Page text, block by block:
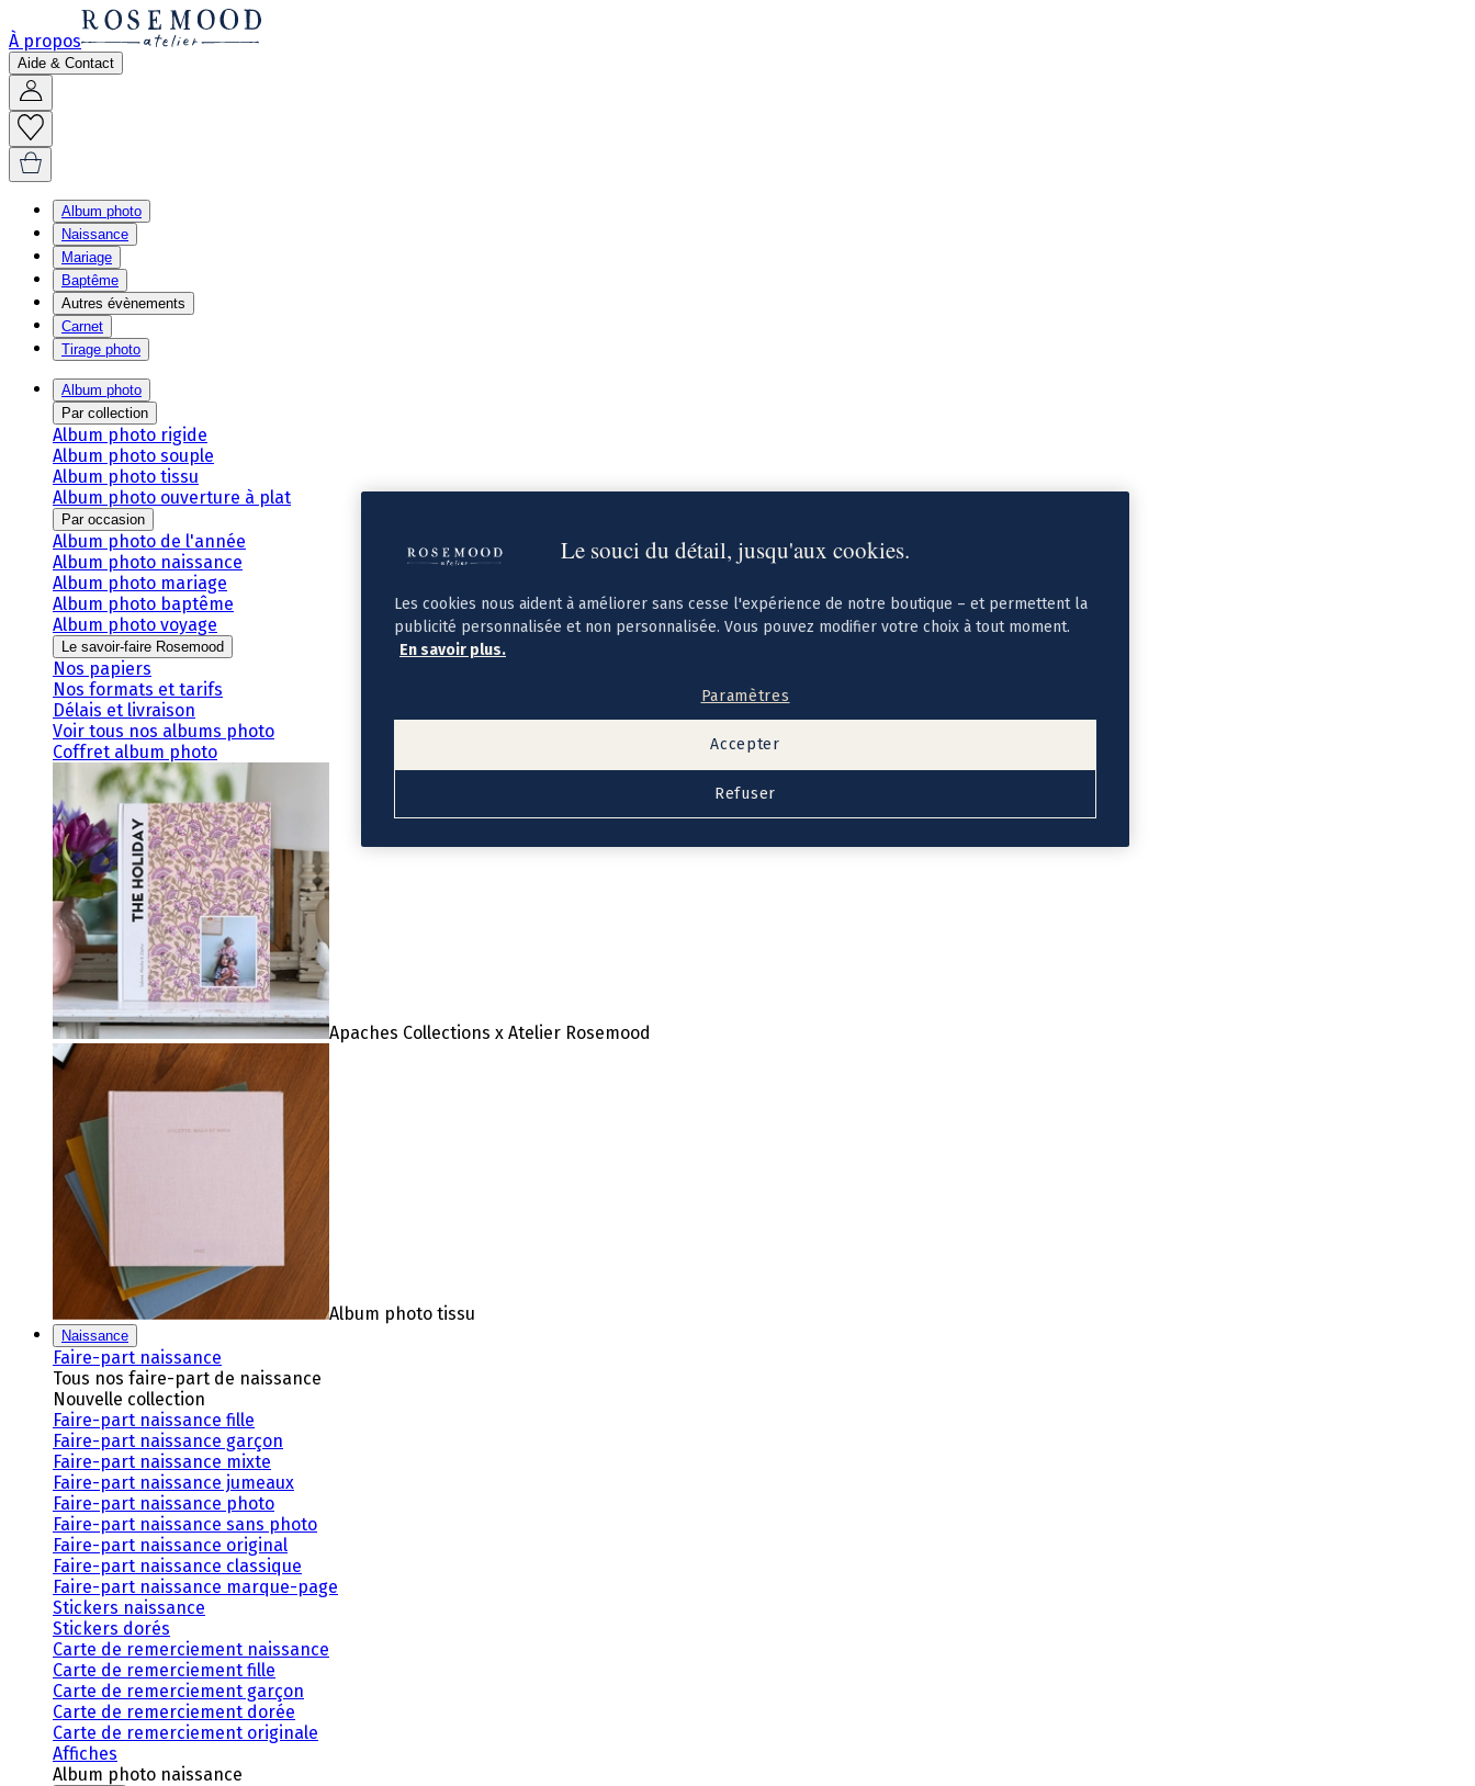
À propos
Aide & Contact
Album photo
Naissance
Mariage
Baptême
Autres évènements
Carnet
Tirage photo
Album photo
Par collection
Album photo rigide
Album photo souple
Album photo tissu
Album photo ouverture à plat
Par occasion
Album photo de l'année
Album photo naissance
Album photo mariage
Album photo baptême
Album photo voyage
Le savoir-faire Rosemood
Nos papiers
Nos formats et tarifs
Délais et livraison
Voir tous nos albums photo
Coffret album photo
Apaches Collections x Atelier Rosemood
Album photo tissu
Naissance
Faire-part naissance
Tous nos faire-part de naissance
Nouvelle collection
Faire-part naissance fille
Faire-part naissance garçon
Faire-part naissance mixte
Faire-part naissance jumeaux
Faire-part naissance photo
Faire-part naissance sans photo
Faire-part naissance original
Faire-part naissance classique
Faire-part naissance marque-page
Stickers naissance
Stickers dorés
Carte de remerciement naissance
Carte de remerciement fille
Carte de remerciement garçon
Carte de remerciement dorée
Carte de remerciement originale
Affiches
Album photo naissance
Le souci du détail, jusqu'aux cookies.
Les cookies nous aident à améliorer sans cesse l'expérience de notre boutique – et permettent la
publicité personnalisée et non personnalisée. Vous pouvez modifier votre choix à tout moment.
En savoir plus.
Paramètres
Refuser
Accepter